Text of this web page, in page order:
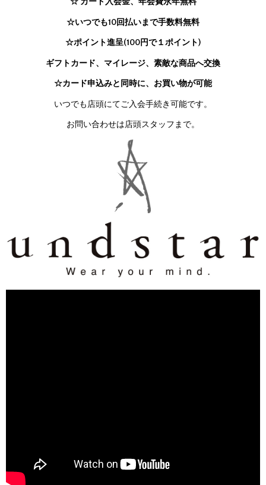
☆いつでも10回払いまで手数料無料
☆ポイント進呈(100円で１ポイント)
ギフトカード、マイレージ、素敵な商品へ交換
☆カード申込みと同時に、お買い物が可能
いつでも店頭にてご入会手続き可能です。
お問い合わせは店頭スタッフまで。